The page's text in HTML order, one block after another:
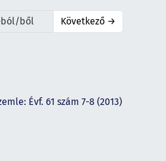
ból/ből Következő →
Évf. 61 szám 7-8 (2013)